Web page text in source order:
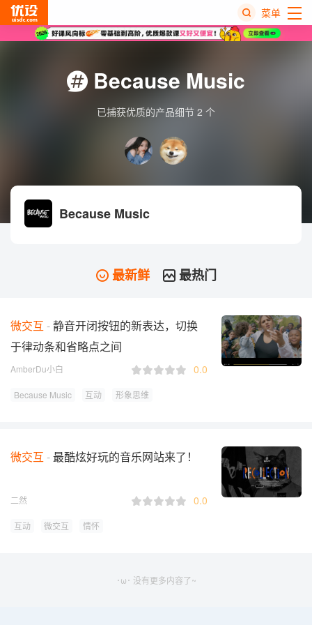
菜单
Because Music
已捕获优质的产品细节 2 个
Because Music
最新鲜 最热门
微交互
静音开闭按钮的新表达，切换
于律动条和省略点之间
AmberDu小白 0.0
Because Music 互动 形象思维
微交互 最酷炫好玩的音乐网站来了！
二然 0.0
互动 微交互 情怀
･ω･ 没有更多内容了~